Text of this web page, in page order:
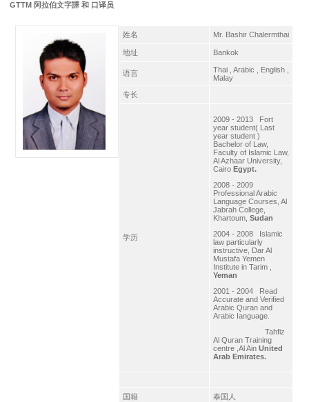
GTTM 阿拉伯文字譯 和 口译员
姓名 Mr. Bashir Chalermthai
地址 Bankok
语言
Thai , Arabic , English ,
Malay
专长
学历
2009 - 2013 Fort
year student( Last
year student )
Bachelor of Law,
Faculty of Islamic Law,
Al Azhaar University,
Cairo Egypt.
2008 - 2009
Professional Arabic
Language Courses, Al
Jabrah College,
Khartoum,Sudan
2004 - 2008 Islamic
law particularly
instructive, Dar Al
Mustafa Yemen
Institute in Tarim ,
Yeman
2001 - 2004 Read
Accurate and Verified
Arabic Quran and
Arabic Ianguage.
Tahfiz
Al Quran Training
centre ,Al AinUnited
Arab Emirates.
国籍 泰国人